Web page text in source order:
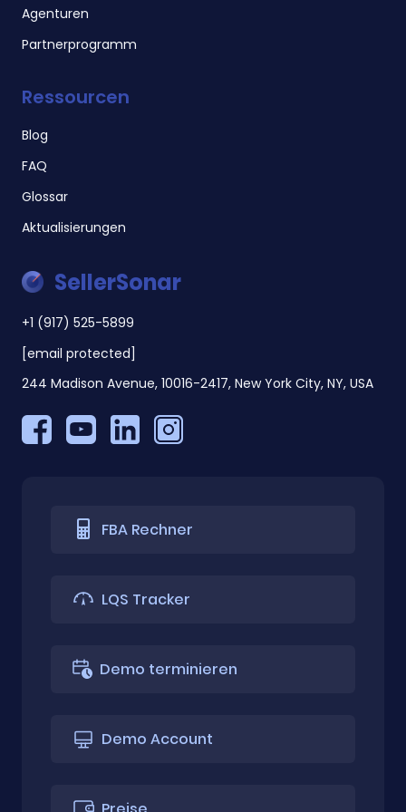
Agenturen
Partnerprogramm
Ressourcen
Blog
FAQ
Glossar
Aktualisierungen
SellerSonar
+1 (917) 525-5899
[email protected]
244 Madison Avenue, 10016-2417, New York City, NY, USA
FBA Rechner
LQS Tracker
Demo terminieren
Demo Account